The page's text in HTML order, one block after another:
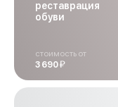
реставрация
обуви
стоимость от
3 690й